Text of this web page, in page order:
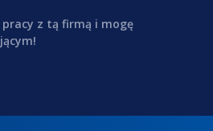
z tą firmą i mogę